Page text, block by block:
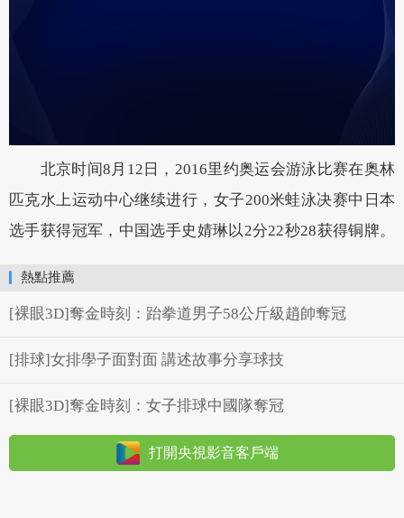
北京时间8月12日，2016里约奥运会游泳比赛在奥林
匹克水上运动中心继续进行，女子200米蛙泳决赛中日本
选手获得冠军，中国选手史婧琳以2分22秒28获得铜牌。
熱點推薦
[裸眼3D]奪金時刻：跆拳道男子58公斤級趙帥奪冠
[排球]女排學子面對面 講述故事分享球技
[裸眼3D]奪金時刻：女子排球中國隊奪冠
打開央視影音客戶端